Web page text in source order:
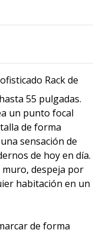
Rack de
55 pulgadas.
un punto focal
de forma
sensación de
de hoy en día.
despeja por
habitación en un
de forma